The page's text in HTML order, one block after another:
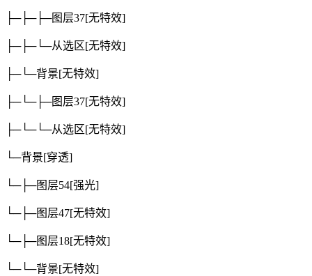
├─├─├─图层37[无特效]
├─├─└─从选区[无特效]
├─└─背景[无特效]
├─└─├─图层37[无特效]
├─└─└─从选区[无特效]
└─背景[穿透]
└─├─图层54[强光]
└─├─图层47[无特效]
└─├─图层18[无特效]
└─└─背景[无特效]